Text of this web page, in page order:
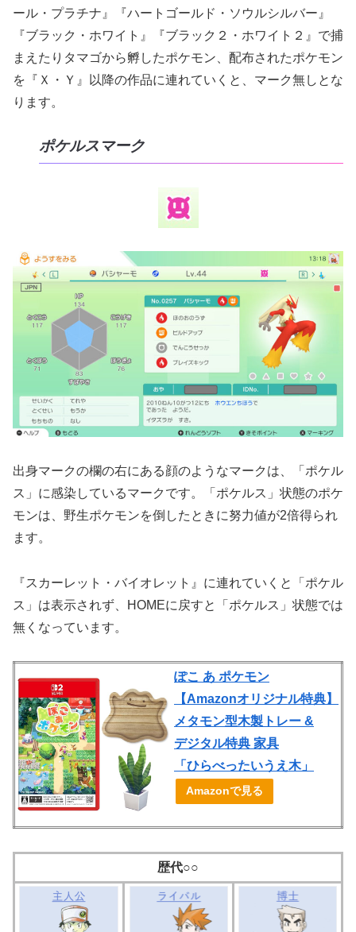
ール・プラチナ』『ハートゴールド・ソウルシルバー』
『ブラック・ホワイト』『ブラック２・ホワイト２』で捕
まえたりタマゴから孵したポケモン、配布されたポケモン
を『Ｘ・Ｙ』以降の作品に連れていくと、マーク無しとな
ります。
ポケルスマーク
出身マークの欄の右にある顔のようなマークは、「ポケル
ス」に感染しているマークです。「ポケルス」状態のポケ
モンは、野生ポケモンを倒したときに努力値が2倍得られ
ます。
『スカーレット・バイオレット』に連れていくと「ポケル
ス」は表示されず、HOMEに戻すと「ポケルス」状態では
無くなっています。
ぽこ あ ポケモン
【Amazonオリジナル特典】
メタモン型木製トレー &
デジタル特典 家具
「ひらべったいうえ木」
Amazonで見る
歴代○○